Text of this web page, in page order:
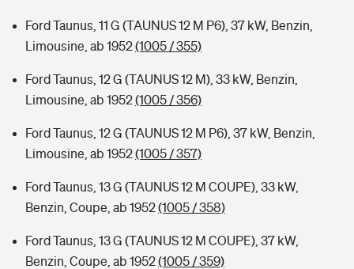
Ford Taunus, 11 G (TAUNUS 12 M P6), 37 kW, Benzin,
Limousine, ab 1952(1005 / 355)
Ford Taunus, 12 G (TAUNUS 12 M), 33 kW, Benzin,
Limousine, ab 1952(1005 / 356)
Ford Taunus, 12 G (TAUNUS 12 M P6), 37 kW, Benzin,
Limousine, ab 1952(1005 / 357)
Ford Taunus, 13 G (TAUNUS 12 M COUPE), 33 kW,
Benzin, Coupe, ab 1952(1005 / 358)
Ford Taunus, 13 G (TAUNUS 12 M COUPE), 37 kW,
Benzin, Coupe, ab 1952(1005 / 359)